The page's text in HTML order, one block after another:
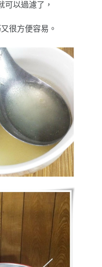
可以過濾了，
很方便容易。